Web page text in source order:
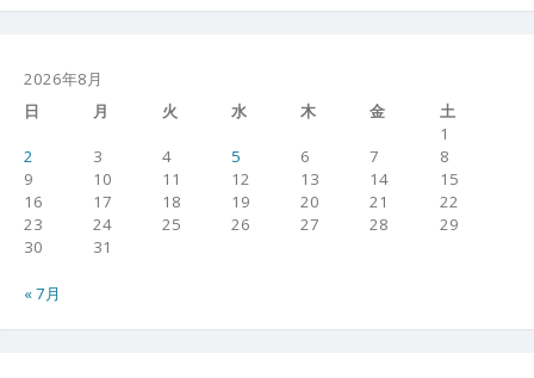
2026年8月
日
月 火 水 木 金
土
1
2
3 4 5 6 7
8
9
10 11 12 13 14
15
16
17 18 19 20 21
22
23
24 25 26 27 28
29
30
31
« 7月